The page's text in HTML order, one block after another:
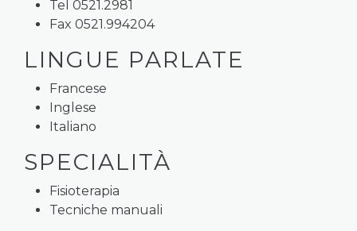
Tel 0521.2981
Fax 0521.994204
LINGUE PARLATE
Francese
Inglese
Italiano
SPECIALITÀ
Fisioterapia
Tecniche manuali